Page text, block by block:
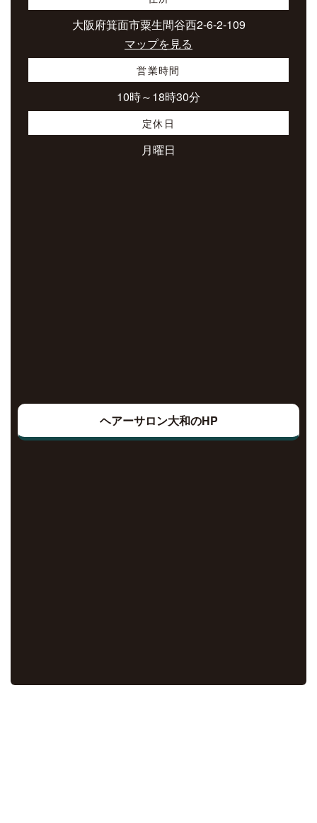
大阪府箕面市粟生間谷西2-6-2-109
マップを見る
営業時間
10時～18時30分
定休日
月曜日
ヘアーサロン大和のHP